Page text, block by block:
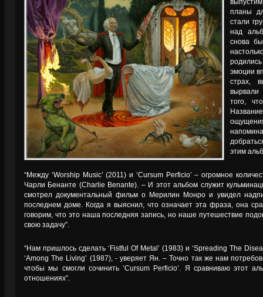
планы
стали
над
снова
эмоции
страх,
вырвали
того,
этим
“Между ‘Worship Music’ (2011) и ‘Cursum Perficio’ – огромное
Чарли Бенанте (Charlie Benante). – И этот альбом служит
смотрел документальный фильм о Мерилин Монро и увидел
последнем доме. Когда я выяснил, что означает эта фраза, она
говорим, что это наша последняя запись, но наше путешествие
свою задачу”.
“Нам пришлось сделать ‘Fistful Of Metal’ (1983) и ‘Spreading The
‘Among The Living’ (1987), - уверяет Ян. – Точно так же нам
чтобы мы смогли сочинить ‘Cursum Perficio’. Я сравниваю этот
отношениях”.